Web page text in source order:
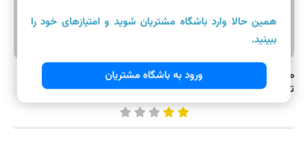
۴,۰۷۰,۰۰۰ تومان
تابه دو دسته استیل نیچی سایز ۲۴
همین حالا وارد باشگاه مشتریان شوید و امتیازهای خود را
ببینید.
ورود به باشگاه مشتریان